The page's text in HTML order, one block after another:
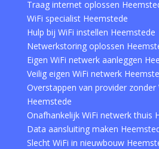
Traag internet oplossen
WiFi specialist Heemstede
Hulp bij WiFi instellen Heemstede
Netwerkstoring oplossen
Eigen WiFi netwerk aanleggen
Veilig eigen WiFi netwerk
Overstappen van provider zonder
Heemstede
Onafhankelijk WiFi netwerk thuis
Data aansluiting maken
Slecht WiFi in nieuwbouw